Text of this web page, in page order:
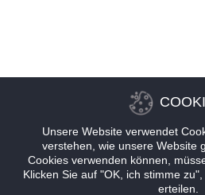
Unsere Website verwendet
verstehen, wie unsere Website
Cookies verwenden können,
Klicken Sie auf "OK, ich stimme
erteilen.